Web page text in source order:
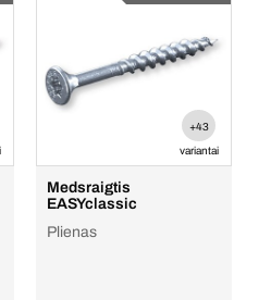
+43
variantai
Medsraigtis
EASYclassic
Plienas